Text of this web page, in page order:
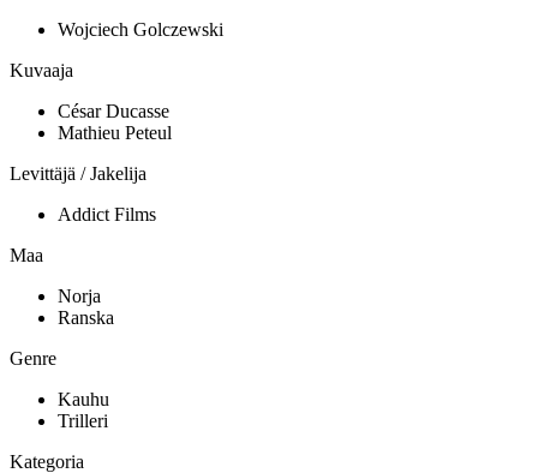
Wojciech Golczewski
Kuvaaja
César Ducasse
Mathieu Peteul
Levittäjä / Jakelija
Addict Films
Maa
Norja
Ranska
Genre
Kauhu
Trilleri
Kategoria